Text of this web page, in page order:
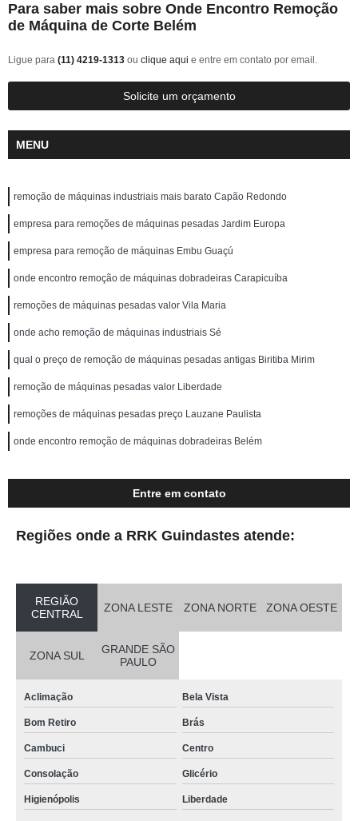
Para saber mais sobre Onde Encontro Remoção
de Máquina de Corte Belém
Ligue para (11) 4219-1313 ou clique aqui e entre em contato por email.
Solicite um orçamento
MENU
remoção de máquinas industriais mais barato Capão Redondo
empresa para remoções de máquinas pesadas Jardim Europa
empresa para remoção de máquinas Embu Guaçú
onde encontro remoção de máquinas dobradeiras Carapicuíba
remoções de máquinas pesadas valor Vila Maria
onde acho remoção de máquinas industriais Sé
qual o preço de remoção de máquinas pesadas antigas Biritiba Mirim
remoção de máquinas pesadas valor Liberdade
remoções de máquinas pesadas preço Lauzane Paulista
onde encontro remoção de máquinas dobradeiras Belém
Entre em contato
Regiões onde a RRK Guindastes atende:
REGIÃO
CENTRAL
ZONA LESTE ZONA NORTE ZONA OESTE
ZONA SUL
GRANDE SÃO
PAULO
Aclimação Bela Vista
Bom Retiro Brás
Cambuci Centro
Consolação Glicério
Higienópolis Liberdade